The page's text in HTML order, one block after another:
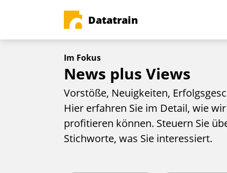
Datatrain
Im Fokus
News plus Views
Vorstöße, Neuigkeiten,
Hier erfahren Sie im Detail, wie
profitieren können. Steuern Sie
Stichworte, was Sie interessiert.